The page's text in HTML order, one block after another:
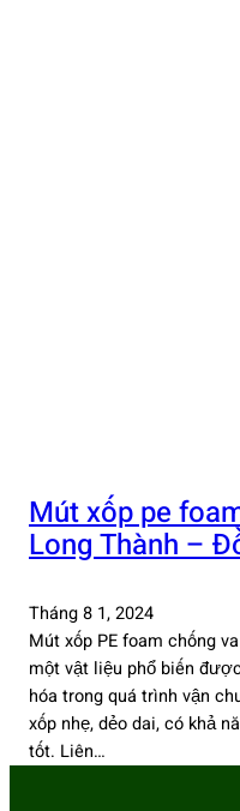
Mút xốp pe
Long Thành –
Tháng 8 1, 2024
Mút xốp PE foam chống
một vật liệu phổ biến
hóa trong quá trình vận
xốp nhẹ, dẻo dai, có khả
tốt. Liên…